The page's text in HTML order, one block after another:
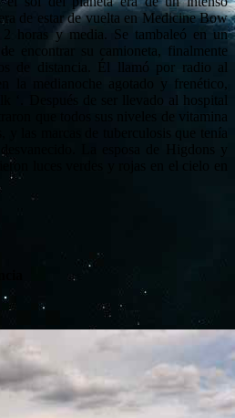
de estar de vuelta en Medicine Bow
2 horas y media. Se tambaleó en un
encontrar su camioneta, finalmente
de distancia.
Él llamó por radio al
la medianoche agotado y frenético,
Después de ser llevado al hospital
que todos sus niveles de vitamina
y las marcas de tuberculosis que tenía
La esposa de
luces verdes y rojas en el cielo en